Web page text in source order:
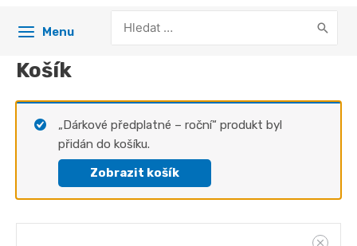
Menu
for:
Košík
„Dárkové předplatné – roční“ produkt byl
přidán do košíku.
Zobrazit košík